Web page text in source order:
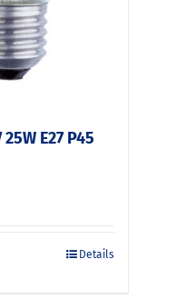
E27 P45
Details